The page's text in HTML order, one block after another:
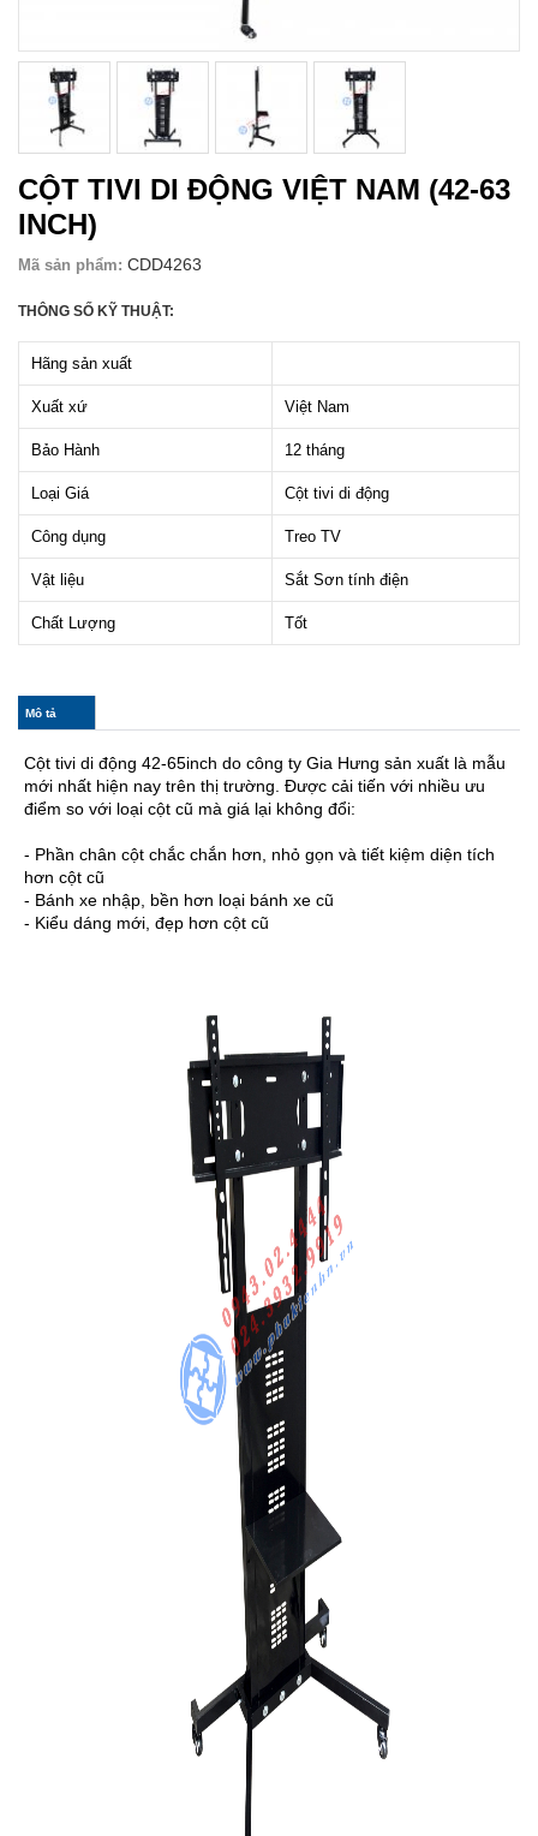
CỘT TIVI DI ĐỘNG VIỆT NAM (42-63
INCH)
Mã sản phẩm: CDD4263
THÔNG SỐ KỸ THUẬT:
Hãng sản xuất
Xuất xứ Việt Nam
Bảo Hành 12 tháng
Loại Giá Cột tivi di động
Công dụng Treo TV
Vật liệu Sắt Sơn tính điện
Chất Lượng Tốt
col_horizontal
Mô tả
động)
Cột tivi di động 42-65inch do công ty Gia Hưng sản xuất là mẫu
mới nhất hiện nay trên thị trường. Được cải tiến với nhiều ưu
điểm so với loại cột cũ mà giá lại không đổi:
- Phần chân cột chắc chắn hơn, nhỏ gọn và tiết kiệm diện tích
hơn cột cũ
- Bánh xe nhập, bền hơn loại bánh xe cũ
- Kiểu dáng mới, đẹp hơn cột cũ